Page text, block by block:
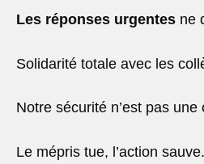
Les réponses urgentes ne
Solidarité totale avec les
Notre sécurité n’est pas une
Le mépris tue, l’action sauve.